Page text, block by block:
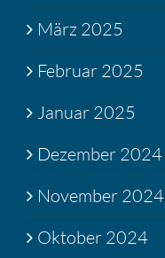
März 2025
Februar 2025
Januar 2025
Dezember 2024
November 2024
Oktober 2024